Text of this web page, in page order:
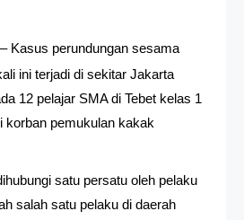
– Kasus perundungan sesama
ini terjadi di sekitar Jakarta
12 pelajar SMA di Tebet kelas 1
korban pemukulan kakak
satu persatu oleh pelaku
salah satu pelaku di daerah